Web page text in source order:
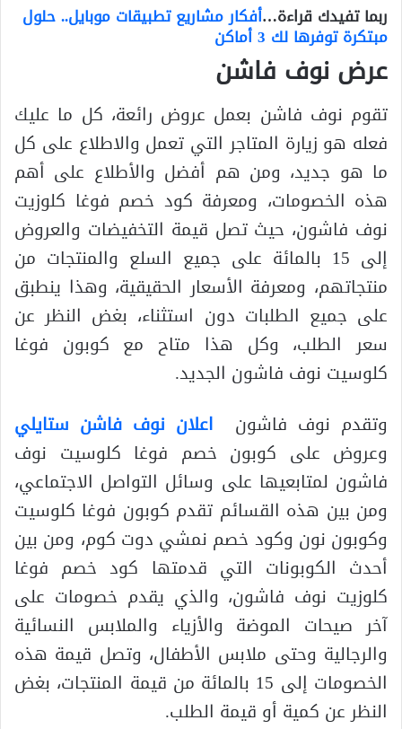
ربما تفيدك قراءة…أفكار مشاريع تطبيقات موبايل.. حلول
مبتكرة توفرها لك 3 أماكن
عرض نوف فاشن
تقوم نوف فاشن بعمل عروض رائعة، كل ما عليك
فعله هو زيارة المتاجر التي تعمل والاطلاع على كل
ما هو جديد، ومن هم أفضل والأطلاع على أهم
هذه الخصومات، ومعرفة كود خصم فوغا كلوزيت
نوف فاشون، حيث تصل قيمة التخفيضات والعروض
إلى 15 بالمائة على جميع السلع والمنتجات من
منتجاتهم، ومعرفة الأسعار الحقيقية، وهذا ينطبق
على جميع الطلبات دون استثناء، بغض النظر عن
سعر الطلب، وكل هذا متاح مع كوبون فوغا
كلوسيت نوف فاشون الجديد.
وتقدم نوف فاشون اعلان نوف فاشن ستايلي
وعروض على كوبون خصم فوغا كلوسيت نوف
فاشون لمتابعيها على وسائل التواصل الاجتماعي،
ومن بين هذه القسائم تقدم كوبون فوغا كلوسيت
وكوبون نون وكود خصم نمشي دوت كوم، ومن بين
أحدث الكوبونات التي قدمتها كود خصم فوغا
كلوزيت نوف فاشون، والذي يقدم خصومات على
آخر صيحات الموضة والأزياء والملابس النسائية
والرجالية وحتى ملابس الأطفال، وتصل قيمة هذه
الخصومات إلى 15 بالمائة من قيمة المنتجات، بغض
النظر عن كمية أو قيمة الطلب.